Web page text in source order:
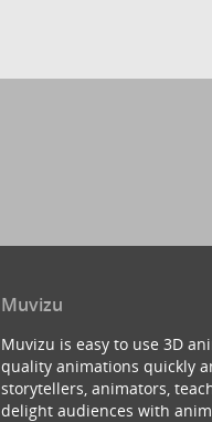
Muvizu
Muvizu is easy to use 3D
quality animations quickly
storytellers, animators,
delight audiences with